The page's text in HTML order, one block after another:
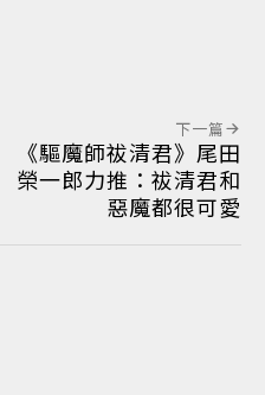
下一篇
《驅魔師祓清君》尾田
榮一郎力推：祓清君和
惡魔都很可愛